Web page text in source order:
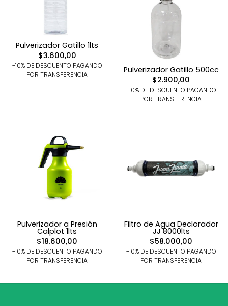
Pulverizador Gatillo 1lts
$3.600,00
-10% DE DESCUENTO PAGANDO
POR TRANSFERENCIA
Pulverizador Gatillo 500cc
$2.900,00
-10% DE DESCUENTO PAGANDO
POR TRANSFERENCIA
Pulverizador a Presión
Calplot 1lts
$18.600,00
-10% DE DESCUENTO PAGANDO
POR TRANSFERENCIA
Filtro de Agua Declorador
JJ 8000lts
$58.000,00
-10% DE DESCUENTO PAGANDO
POR TRANSFERENCIA